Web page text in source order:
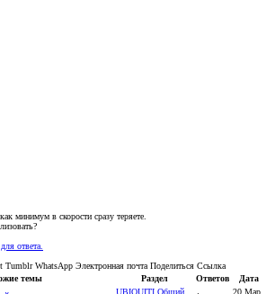
минимум в скорости сразу теряете.
ответа.
Tumblr WhatsApp Электронная почта Поделиться Ссылка
темы Раздел Ответов
Дата
UBIQUITI Общий
20 Мар